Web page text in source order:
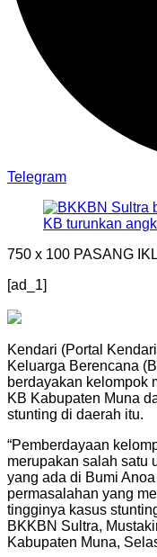
Telegram
750 x 100 PASANG
[ad_1]
Kendari (Portal
Keluarga Berencana
berdayakan kelompok
KB Kabupaten Muna
stunting di daerah itu.
“Pemberdayaan
merupakan salah satu
yang ada di Bumi
permasalahan yang
tingginya kasus
BKKBN Sultra,
Kabupaten Muna,